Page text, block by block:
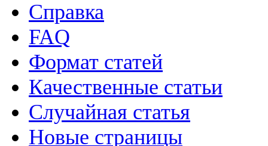
Справка
FAQ
Формат статей
Качественные статьи
Случайная статья
Новые страницы